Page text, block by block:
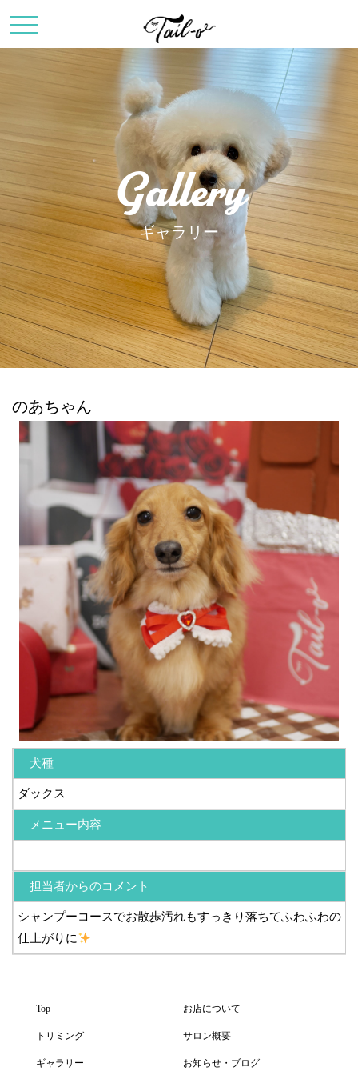
Gallery
ギャラリー
のあちゃん
犬種
ダックス
メニュー内容
担当者からのコメント
シャンプーコースでお散歩汚れもすっきり落ちてふわふわの
仕上がりに
Top お店について
トリミング サロン概要
ギャラリー お知らせ・ブログ